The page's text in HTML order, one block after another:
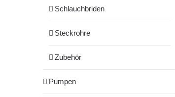
Schlauchbriden
Steckrohre
Zubehör
Pumpen